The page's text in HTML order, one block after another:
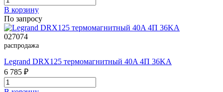
В корзинy
По запросу
027074
распродажа
Legrand DRX125 термомагнитный 40A 4П 36KA
6 785 ₽